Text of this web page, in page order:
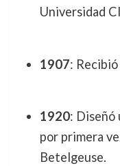
Universidad
1907:
1920: Diseñó
por primera
Betelgeuse.